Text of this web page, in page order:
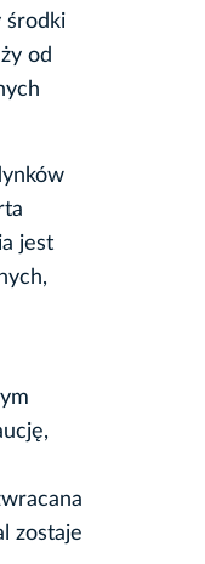
środki
od
jest
zostaje